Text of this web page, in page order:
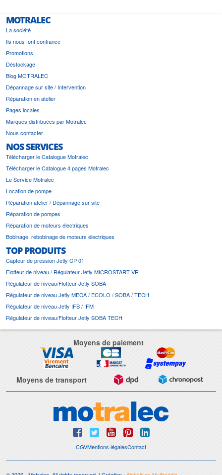
MOTRALEC
La société
Ils nous font confiance
Promotions
Déstockage
Blog MOTRALEC
Dépannage sur site / Intervention
Réparation en atelier
Pages locales
Marques distribuées par Motralec
Nous contacter
NOS SERVICES
Télécharger le Catalogue Motralec
Télécharger le Catalogue 4 pages Motralec
Le Service Motralec
Location de pompe
Réparation atelier / Dépannage sur site
Réparation de pompes
Réparation de moteurs électriques
Bobinage, rebobinage de moteurs électriques
TOP PRODUITS
Capteur de pression Jetly CP 01
Flotteur de niveau / Régulateur Jetly MICROSTART VR
Régulateur de niveau/Flotteur Jetly SOBA
Régulateur de niveau Jetly MECA / ECOLO / SOBA / TECH
Régulateur de niveau Jetly IFB / IFM
Régulateur de niveau/Flotteur Jetly SOBA TECH
Moyens de paiement
Moyens de transport
CGVMentions légalesContact